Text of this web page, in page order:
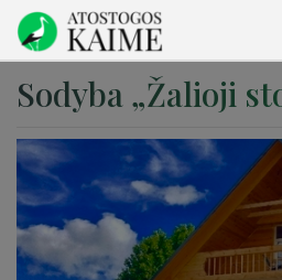
Sodyba „Žalioji